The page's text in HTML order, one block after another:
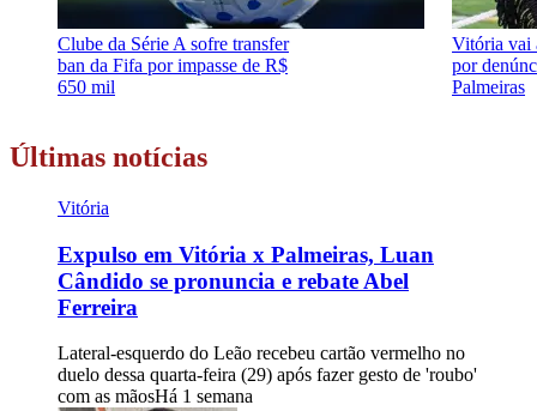
Clube da Série A sofre transfer
ban da Fifa por impasse de R$
650 mil
Vitória vai
por
Palmeiras
Últimas notícias
Vitória
Expulso em Vitória x Palmeiras, Luan
Cândido se pronuncia e rebate Abel
Ferreira
Lateral-esquerdo do Leão recebeu cartão vermelho no
duelo dessa quarta-feira (29) após fazer gesto de 'roubo'
com as mãosHá 1 semana